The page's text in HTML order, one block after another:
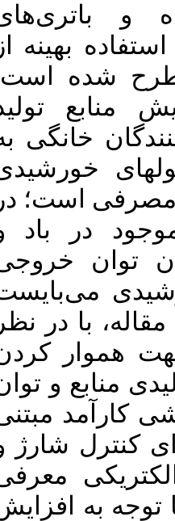
و باتری‌های
بهینه از
شده است.
منابع تولید
خانگی به
خورشیدی
است؛ در
در باد و
توان خروجی
می‌بایست
با در نظر
هموار کردن
منابع و توان
مبتنی
کنترل شارژ و
معرفی
به افزایش